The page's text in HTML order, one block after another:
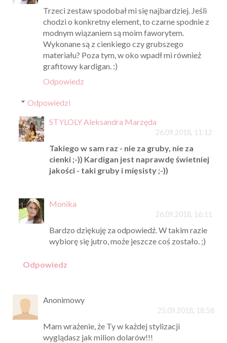
Trzeci zestaw spodobał mi się najbardziej. Jeśli
chodzi o konkretny element, to czarne spodnie z
modnym wiązaniem są moim faworytem.
Wykonane są z cienkiego czy grubszego
materiału? Poza tym, w oko wpadł mi również
grafitowy kardigan. :)
Odpowiedz
Odpowiedzi
STYLOLY Aleksandra Marzęda
26.09.2018, 11:12
Takiego w sam raz - nie za gruby, nie za
cienki ;-)) Kardigan jest naprawdę świetniej
jakości - taki gruby i mięsisty ;-))
Monika
26.09.2018, 16:11
Bardzo dziękuję za odpowiedź. W takim razie
wybiorę się jutro, może jeszcze coś zostało. ;)
Odpowiedz
Anonimowy
25.09.2018, 18:58
Mam wrażenie, że Ty w każdej stylizacji
wyglądasz jak milion dolarów!!!